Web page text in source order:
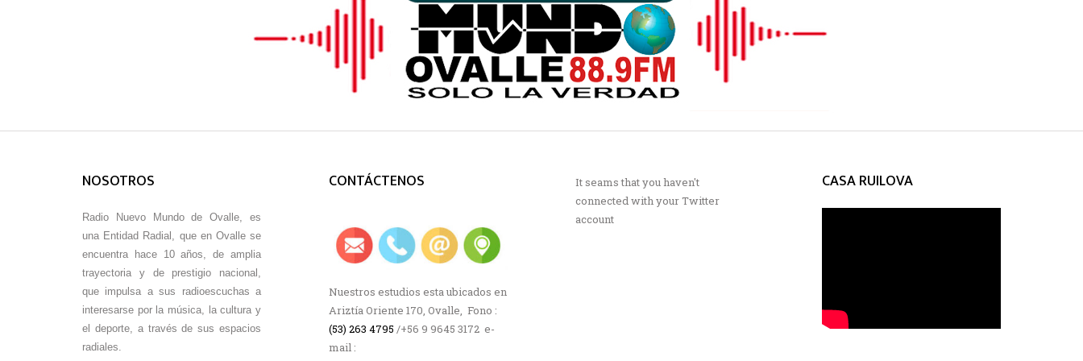
NOSOTROS
Radio Nuevo Mundo de Ovalle, es
una Entidad Radial, que en Ovalle se
encuentra hace 10 años, de amplia
trayectoria y de prestigio nacional,
que impulsa a sus radioescuchas a
interesarse por la música, la cultura y
el deporte, a través de sus espacios
radiales.
CONTÁCTENOS
Nuestros estudios esta ubicados en
Ariztía Oriente 170, Ovalle, Fono :
(53) 263 4795 /+56 9 9645 3172 e-
mail :
It seams that you haven't
connected with your Twitter
account
CASA RUILOVA